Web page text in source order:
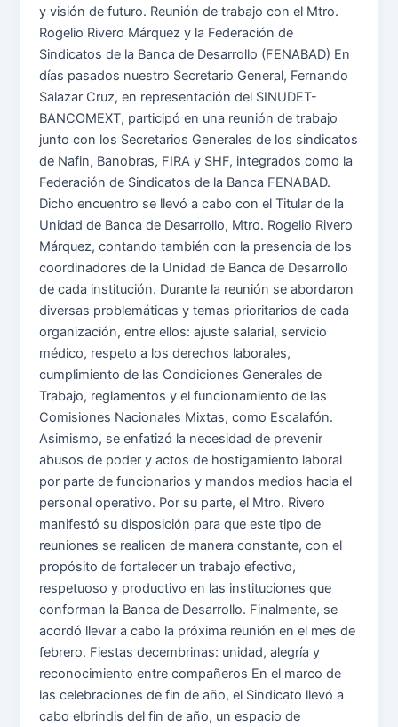
y visión de futuro. Reunión de trabajo con el Mtro.
Rogelio Rivero Márquez y la Federación de
Sindicatos de la Banca de Desarrollo (FENABAD) En
días pasados nuestro Secretario General, Fernando
Salazar Cruz, en representación del SINUDET-
BANCOMEXT, participó en una reunión de trabajo
junto con los Secretarios Generales de los sindicatos
de Nafin, Banobras, FIRA y SHF, integrados como la
Federación de Sindicatos de la Banca FENABAD.
Dicho encuentro se llevó a cabo con el Titular de la
Unidad de Banca de Desarrollo, Mtro. Rogelio Rivero
Márquez, contando también con la presencia de los
coordinadores de la Unidad de Banca de Desarrollo
de cada institución. Durante la reunión se abordaron
diversas problemáticas y temas prioritarios de cada
organización, entre ellos: ajuste salarial, servicio
médico, respeto a los derechos laborales,
cumplimiento de las Condiciones Generales de
Trabajo, reglamentos y el funcionamiento de las
Comisiones Nacionales Mixtas, como Escalafón.
Asimismo, se enfatizó la necesidad de prevenir
abusos de poder y actos de hostigamiento laboral
por parte de funcionarios y mandos medios hacia el
personal operativo. Por su parte, el Mtro. Rivero
manifestó su disposición para que este tipo de
reuniones se realicen de manera constante, con el
propósito de fortalecer un trabajo efectivo,
respetuoso y productivo en las instituciones que
conforman la Banca de Desarrollo. Finalmente, se
acordó llevar a cabo la próxima reunión en el mes de
febrero. Fiestas decembrinas: unidad, alegría y
reconocimiento entre compañeros En el marco de
las celebraciones de fin de año, el Sindicato llevó a
cabo elbrindis del fin de año, un espacio de